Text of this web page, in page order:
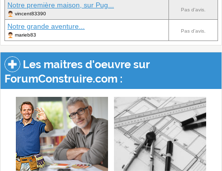
Notre première maison, sur Pug...
vincent83390
Pas d'avis.
Notre grande aventure...
marieb83
Pas d'avis.
Les maitres d'oeuvre sur
ForumConstruire.com :